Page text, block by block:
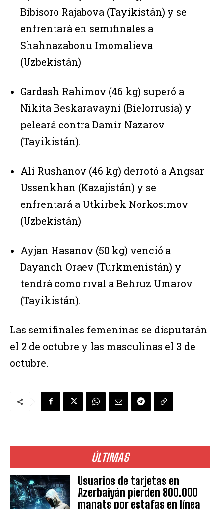
ÚLTIMAS
Usuarios de tarjetas en
Azerbaiyán pierden 800.000
manats por estafas en línea
Bibisoro Rajabova (Tayikistán) y se
enfrentará en semifinales a
Shahnazabonu Imomalieva
(Uzbekistán).
Gardash Rahimov (46 kg) superó a
Nikita Beskaravayni (Bielorrusia) y
peleará contra Damir Nazarov
(Tayikistán).
Ali Rushanov (46 kg) derrotó a Angsar
Ussenkhan (Kazajistán) y se
enfrentará a Utkirbek Norkosimov
(Uzbekistán).
Ayjan Hasanov (50 kg) venció a
Dayanch Oraev (Turkmenistán) y
tendrá como rival a Behruz Umarov
(Tayikistán).
Las semifinales femeninas se disputarán
el 2 de octubre y las masculinas el 3 de
octubre.